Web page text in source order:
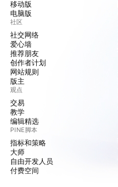
移动版
电脑版
社区
社交网络
爱心墙
推荐朋友
创作者计划
网站规则
版主
观点
交易
教学
编辑精选
PINE脚本
指标和策略
大师
自由开发人员
付费空间